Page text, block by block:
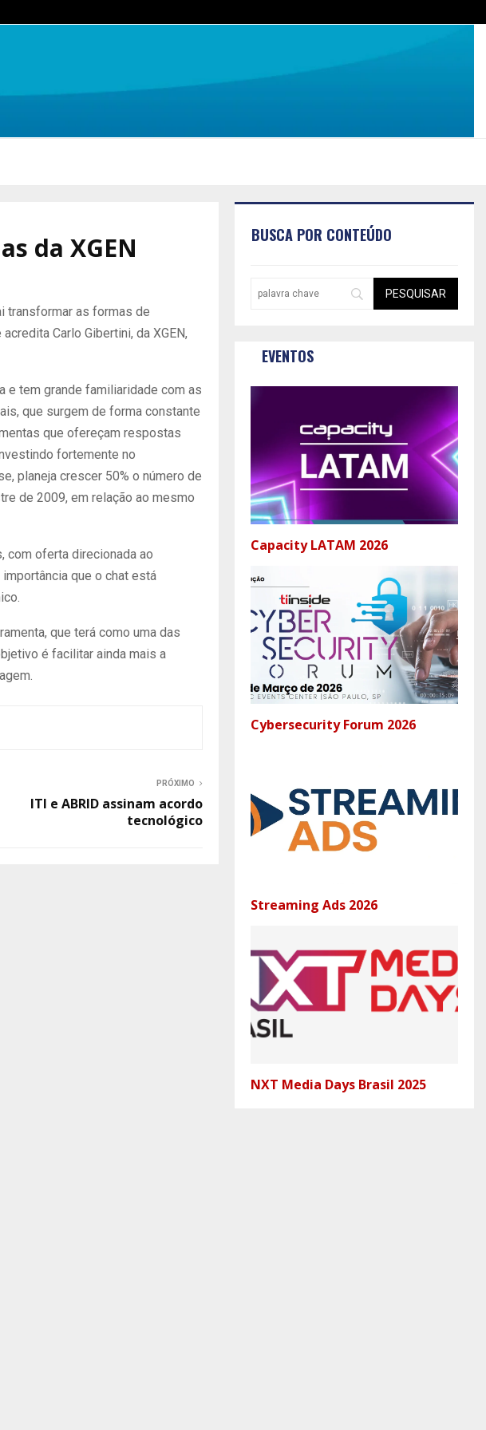
da XGEN
transformar as formas de
Carlo Gibertini, da XGEN,
e tem grande familiaridade com as
que surgem de forma constante
que ofereçam respostas
fortemente no
planeja crescer 50% o número de
de 2009, em relação ao mesmo
com oferta direcionada ao
que o chat está
que terá como uma das
é facilitar ainda mais a
PRÓXIMO
ITI e ABRID assinam acordo
tecnológico
BUSCA POR CONTEÚDO
EVENTOS
Capacity LATAM 2026
Cybersecurity Forum 2026
Streaming Ads 2026
NXT Media Days Brasil 2025